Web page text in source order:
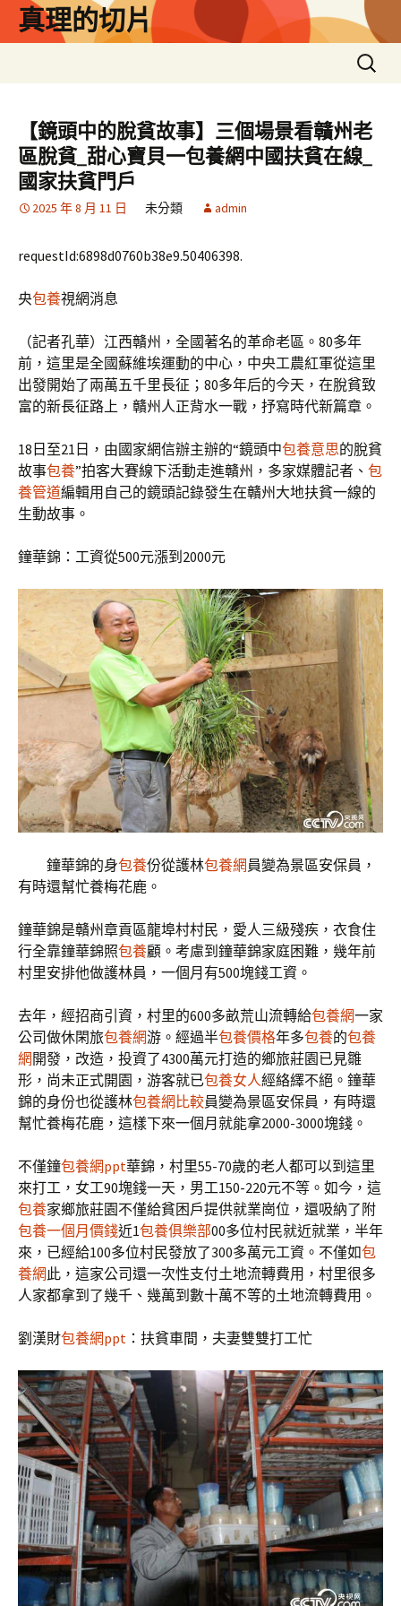
真理的切片
搜
尋
鍵
字:
【鏡頭中的脫貧故事】三個場景看贛州老
區脫貧_甜心寶貝一包養網中國扶貧在線_
國家扶貧門戶
2025 年 8 月 11 日 未分類 admin
requestId:6898d0760b38e9.50406398.
央包養視網消息
（記者孔華）江西贛州，全國著名的革命老區。80多年
前，這里是全國蘇維埃運動的中心，中央工農紅軍從這里
出發開始了兩萬五千里長征；80多年后的今天，在脫貧致
富的新長征路上，贛州人正背水一戰，抒寫時代新篇章。
18日至21日，由國家網信辦主辦的“鏡頭中包養意思的脫貧
故事包養”拍客大賽線下活動走進贛州，多家媒體記者、 包
養管道編輯用自己的鏡頭記錄發生在贛州大地扶貧一線的
生動故事。
鐘華錦：工資從500元漲到2000元
鐘華錦的身包養份從護林包養網員變為景區安保員，
有時還幫忙養梅花鹿。
鐘華錦是贛州章貢區龍埠村村民，愛人三級殘疾，衣食住
行全靠鐘華錦照包養顧。考慮到鐘華錦家庭困難，幾年前
村里安排他做護林員，一個月有500塊錢工資。
去年，經招商引資，村里的600多畝荒山流轉給包養網一家
公司做休閑旅包養網游。經過半包養價格年多包養的包養
網開發，改造，投資了4300萬元打造的鄉旅莊園已見雛
形，尚未正式開園，游客就已包養女人經絡繹不絕。鐘華
錦的身份也從護林包養網比較員變為景區安保員，有時還
幫忙養梅花鹿，這樣下來一個月就能拿2000-3000塊錢。
不僅鐘包養網ppt華錦，村里55-70歲的老人都可以到這里
來打工，女工90塊錢一天，男工150-220元不等。如今，這
包養家鄉旅莊園不僅給貧困戶提供就業崗位，還吸納了附
包養一個月價錢近1包養俱樂部00多位村民就近就業，半年
來，已經給100多位村民發放了300多萬元工資。不僅如包
養網此，這家公司還一次性支付土地流轉費用，村里很多
人家都拿到了幾千、幾萬到數十萬不等的土地流轉費用。
劉漢財包養網ppt ：扶貧車間，夫妻雙雙打工忙